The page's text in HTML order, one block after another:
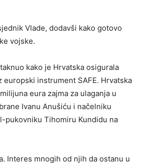
Vlade, dodavši kako gotovo
vojske.
kako je Hrvatska osigurala
instrument SAFE. Hrvatska
eura zajma za ulaganja u
Ivanu Anušiću i načelniku
pukovniku Tihomiru Kundidu na
Interes mnogih od njih da ostanu u